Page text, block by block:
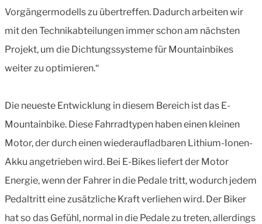
Vorgängermodells zu übertreffen. Dadurch arbeiten wir
mit den Technikabteilungen immer schon am nächsten
Projekt, um die Dichtungssysteme für Mountainbikes
weiter zu optimieren.“
Die neueste Entwicklung in diesem Bereich ist das E-
Mountainbike. Diese Fahrradtypen haben einen kleinen
Motor, der durch einen wiederaufladbaren Lithium-Ionen-
Akku angetrieben wird. Bei E-Bikes liefert der Motor
Energie, wenn der Fahrer in die Pedale tritt, wodurch jedem
Pedaltritt eine zusätzliche Kraft verliehen wird. Der Biker
hat so das Gefühl, normal in die Pedale zu treten, allerdings